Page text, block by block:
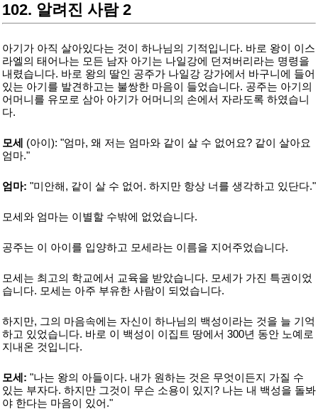
102. 알려진 사람 2
아기가 아직 살아있다는 것이 하나님의 기적입니다. 바로 왕이 이스
라엘의 태어나는 모든 남자 아기는 나일강에 던져버리라는 명령을
내렸습니다. 바로 왕의 딸인 공주가 나일강 강가에서 바구니에 들어
있는 아기를 발견하고는 불쌍한 마음이 들었습니다. 공주는 아기의
어머니를 유모로 삼아 아기가 어머니의 손에서 자라도록 하였습니
다.
모세 (아이): "엄마, 왜 저는 엄마와 같이 살 수 없어요? 같이 살아요
엄마."
엄마: "미안해, 같이 살 수 없어. 하지만 항상 너를 생각하고 있단다."
모세와 엄마는 이별할 수밖에 없었습니다.
공주는 이 아이를 입양하고 모세라는 이름을 지어주었습니다.
모세는 최고의 학교에서 교육을 받았습니다. 모세가 가진 특권이었
습니다. 모세는 아주 부유한 사람이 되었습니다.
하지만, 그의 마음속에는 자신이 하나님의 백성이라는 것을 늘 기억
하고 있었습니다. 바로 이 백성이 이집트 땅에서 300년 동안 노예로
지내온 것입니다.
모세: "나는 왕의 아들이다. 내가 원하는 것은 무엇이든지 가질 수
있는 부자다. 하지만 그것이 무슨 소용이 있지? 나는 내 백성을 돌봐
야 한다는 마음이 있어."